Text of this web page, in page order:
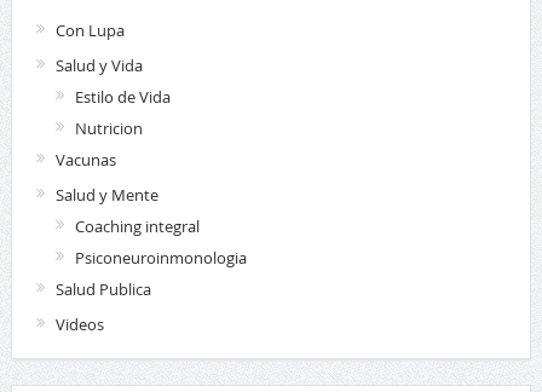
Con Lupa
Salud y Vida
Estilo de Vida
Nutricion
Vacunas
Salud y Mente
Coaching integral
Psiconeuroinmonologia
Salud Publica
Videos